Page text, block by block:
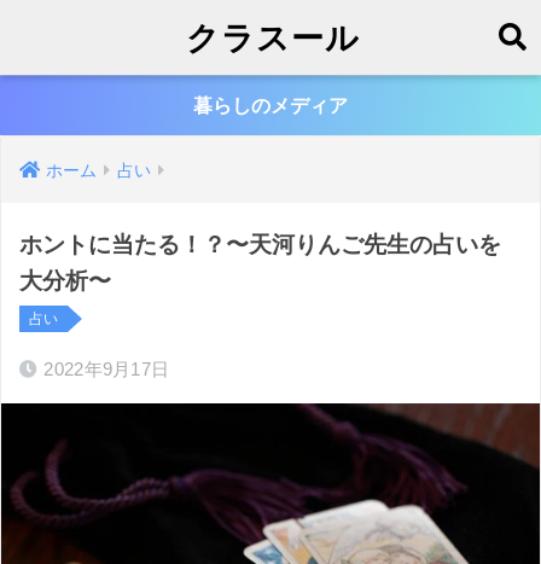
クラスール
暮らしのメディア
ホーム 占い
ホントに当たる！？〜天河りんご先生の占いを
大分析〜
占い
2022年9月17日